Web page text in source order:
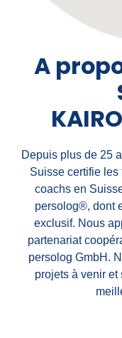
A
Depuis plus de 25
Suisse certifie les
coachs en
persolog®, dont
exclusif. Nous
partenariat
persolog GmbH.
projets à venir et